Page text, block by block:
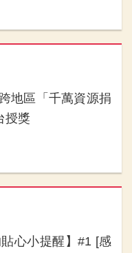
地區「千萬資源捐
授獎
心小提醒】#1 [感